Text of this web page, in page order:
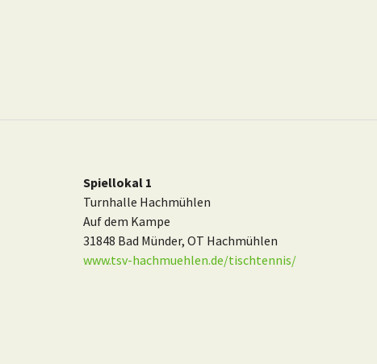
Spiellokal 1
Turnhalle Hachmühlen
Auf dem Kampe
31848 Bad Münder, OT Hachmühlen
www.tsv-hachmuehlen.de/tischtennis/